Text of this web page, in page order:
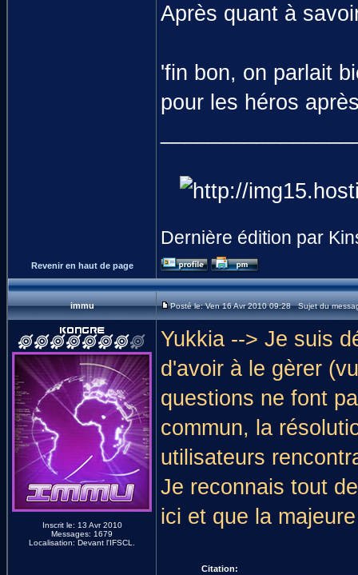
Après quant à
'fin bon, on parlait
pour les héros
Dernière édition par
Revenir en haut de page
immu Posté le: Ven 16 Avr 2010 09:28 Sujet du
Inscrit le: 13 Avr 2010
Messages: 1679
Localisation: Devant l'IFSCL.
Yukkia --> Je suis
d'avoir à le gèrer
questions ne font
commun, la
utilisateurs
Je reconnais tout
ici et que la
Citation: